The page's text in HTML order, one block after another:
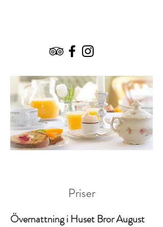
Priser
Övernattning i Huset Bror August